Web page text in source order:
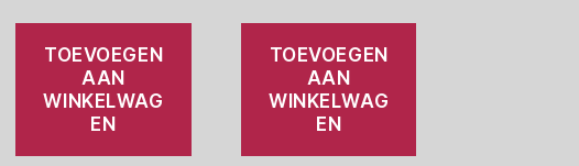
TOEVOEGEN
AAN
WINKELWAG
EN
TOEVOEGEN
AAN
WINKELWAG
EN